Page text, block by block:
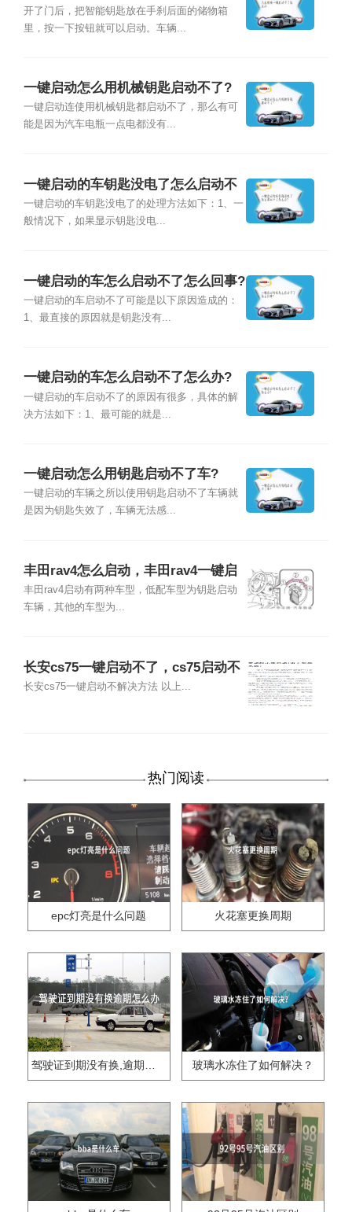
开了门后，把智能钥匙放在手刹后面的储物箱
里，按一下按钮就可以启动。车辆...
一键启动怎么用机械钥匙启动不了?
一键启动连使用机械钥匙都启动不了，那么有可
能是因为汽车电瓶一点电都没有...
一键启动的车钥匙没电了怎么启动不
了怎么办?
一键启动的车钥匙没电了的处理方法如下：1、一
般情况下，如果显示钥匙没电...
一键启动的车怎么启动不了怎么回事?
一键启动的车启动不了可能是以下原因造成的：
1、最直接的原因就是钥匙没有...
一键启动的车怎么启动不了怎么办?
一键启动的车启动不了的原因有很多，具体的解
决方法如下：1、最可能的就是...
一键启动怎么用钥匙启动不了车?
一键启动的车辆之所以使用钥匙启动不了车辆就
是因为钥匙失效了，车辆无法感...
丰田rav4怎么启动，丰田rav4一键启
动不了怎么办
丰田rav4启动有两种车型，低配车型为钥匙启动
车辆，其他的车型为...
长安cs75一键启动不了，cs75启动不
了怎么解决
长安cs75一键启动不解决方法 以上...
热门阅读
epc灯亮是什么问题 火花塞更换周期
驾驶证到期没有换,逾期怎么办?? 玻璃水冻住了如何解决？